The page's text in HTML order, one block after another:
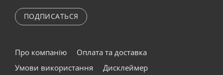
ПОДПИСАТЬСЯ
Про компанію
Оплата та доставка
Умови використання
Дисклеймер